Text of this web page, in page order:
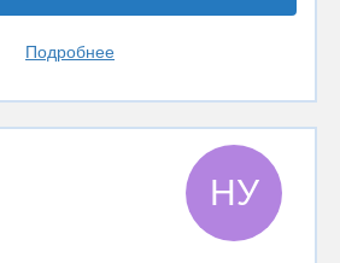
Подробнее
НУ